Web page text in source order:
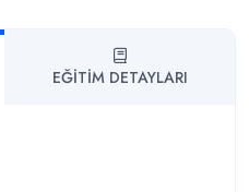
EĞITIM DETAYLARI